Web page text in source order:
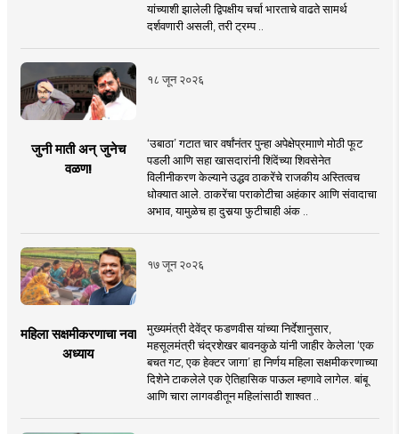
यांच्याशी झालेली द्विपक्षीय चर्चा भारताचे वाढते सामर्थ
दर्शवणारी असली, तरी ट्रम्प ..
१८ जून २०२६
जुनी माती अन् जुनेच
वळण!
‘उबाठा’ गटात चार वर्षांनंतर पुन्हा अपेक्षेप्रमााणे मोठी फूट
पडली आणि सहा खासदारांनी शिंदेंच्या शिवसेनेत
विलीनीकरण केल्याने उद्धव ठाकरेंचे राजकीय अस्तित्वच
धोक्यात आले. ठाकरेंचा पराकोटीचा अहंकार आणि संवादाचा
अभाव, यामुळेच हा दुसर्‍या फुटीचाही अंक ..
१७ जून २०२६
महिला सक्षमीकरणाचा नवा
अध्याय
मुख्यमंत्री देवेंद्र फडणवीस यांच्या निर्देशानुसार,
महसूलमंत्री चंद्रशेखर बावनकुळे यांनी जाहीर केलेला ‘एक
बचत गट, एक हेक्टर जागा’ हा निर्णय महिला सक्षमीकरणाच्या
दिशेने टाकलेले एक ऐतिहासिक पाऊल म्हणावे लागेल. बांबू
आणि चारा लागवडीतून महिलांसाठी शाश्वत ..